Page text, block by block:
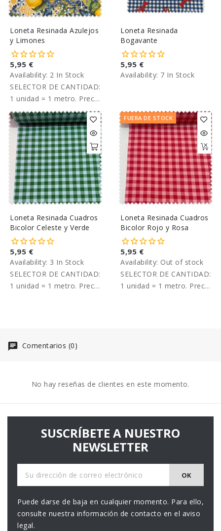
Loneta Resinada Azulejos
y Limones
5,95 €
Availability: 2 In Stock
SELECTOR DE CANTIDAD:
1 unidad = 1 metro. Precio
por metro.
Loneta Resinada
Bogavante
5,95 €
Availability: 7 In Stock
Loneta Resinada Cuadros
Bicolor Celeste y Verde
5,95 €
Availability: 3 In Stock
SELECTOR DE CANTIDAD:
1 unidad = 1 metro. Precio
FUERA DE STOCK
Loneta Resinada Cuadros
Bicolor Rojo y Rosa
5,95 €
Availability: Out of stock
SELECTOR DE CANTIDAD:
1 unidad = 1 metro. Precio
Comentarios (0)
No hay reseñas de clientes en este momento.
SUSCRÍBETE A NUESTRO
NEWSLETTER
Puede darse de baja en cualquier momento. Para ello,
consulte nuestra información de contacto en el aviso
legal.